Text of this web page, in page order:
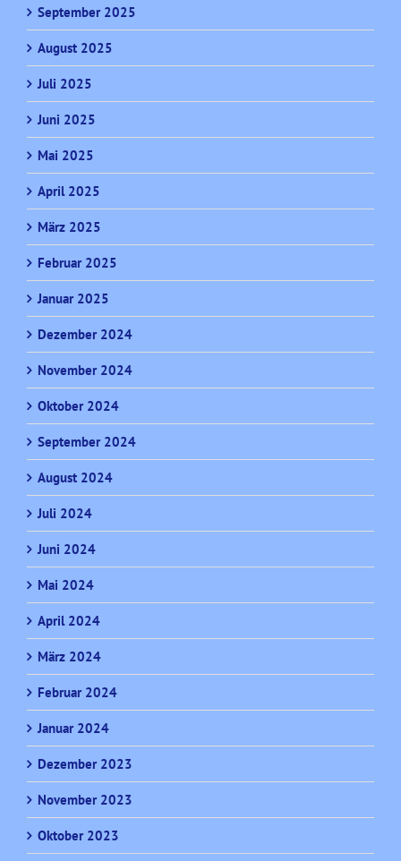
September 2025
August 2025
Juli 2025
Juni 2025
Mai 2025
April 2025
März 2025
Februar 2025
Januar 2025
Dezember 2024
November 2024
Oktober 2024
September 2024
August 2024
Juli 2024
Juni 2024
Mai 2024
April 2024
März 2024
Februar 2024
Januar 2024
Dezember 2023
November 2023
Oktober 2023